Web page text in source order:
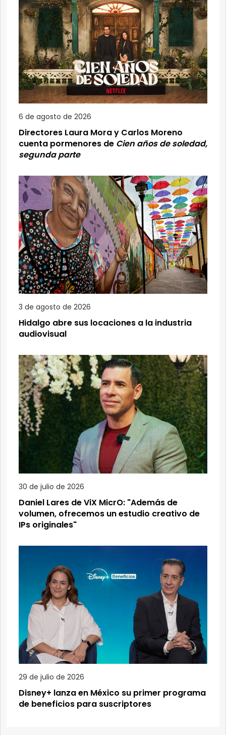
6 de agosto de 2026
Directores Laura Mora y Carlos Moreno
cuenta pormenores de Cien años de soledad,
segunda parte
3 de agosto de 2026
Hidalgo abre sus locaciones a la industria
audiovisual
30 de julio de 2026
Daniel Lares de ViX MicrO: "Además de
volumen, ofrecemos un estudio creativo de
IPs originales"
29 de julio de 2026
Disney+ lanza en México su primer programa
de beneficios para suscriptores